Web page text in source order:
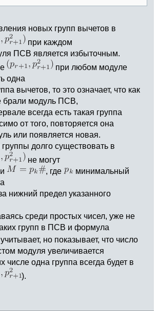
новых групп вычетов в
при каждом
ПСВ является избыточным.
при любом модуле
одна
вычетов, то это означает, что как
брали модуль ПСВ,
всегда есть такая группа
от того, повторяется она
или появляется новая.
долго существовать в
не могут
, где
минимальный
нижний предел указанного
среди простых чисел, уже не
групп в ПСВ и формула
но показывает, что число
модуля увеличивается
числе одна группа всегда будет в
).